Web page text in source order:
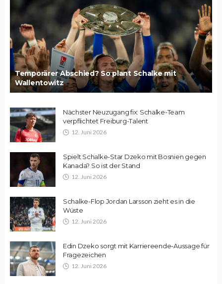
Temporärer Abschied? So plant Schalke mit
Wallentowitz
Nächster Neuzugang fix: Schalke-Team
verpflichtet Freiburg-Talent
12. Juni 2026
Spielt Schalke-Star Dzeko mit Bosnien gegen
Kanada? So ist der Stand
12. Juni 2026
Schalke-Flop Jordan Larsson zieht es in die
Wüste
12. Juni 2026
Edin Dzeko sorgt mit Karriereende-Aussage für
Fragezeichen
12. Juni 2026